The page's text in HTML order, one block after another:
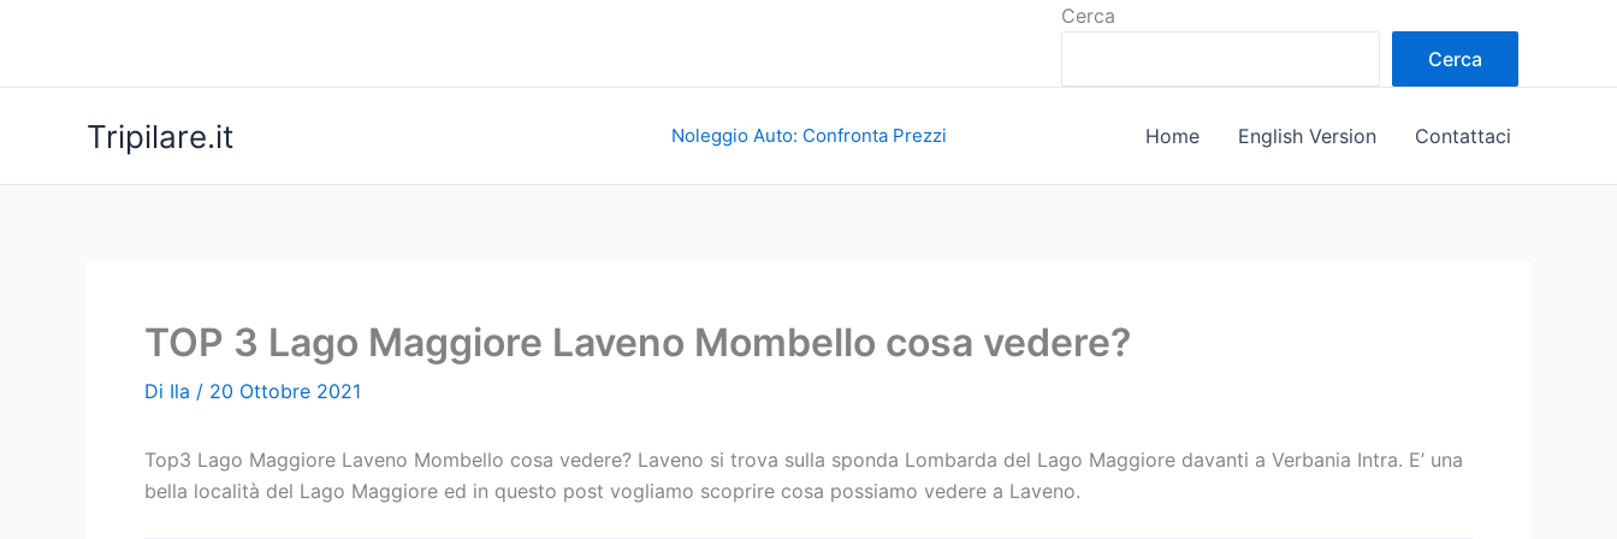
Cerca
Cerca
Tripilare.it Noleggio Auto: Confronta Prezzi Home English Version Contattaci
TOP 3 Lago Maggiore Laveno Mombello cosa vedere?
Di Ila / 20 Ottobre 2021
Top3 Lago Maggiore Laveno Mombello cosa vedere? Laveno si trova sulla sponda Lombarda del Lago Maggiore davanti a Verbania Intra. E’ una
bella località del Lago Maggiore ed in questo post vogliamo scoprire cosa possiamo vedere a Laveno.